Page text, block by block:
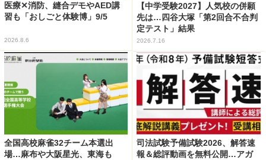
医療✕消防、縫合デモやAED講
習も「おしごと体験博」9/5
2026.8.6
【中学受験2027】人気校の併願
先は…四谷大塚「第2回合不合判
定テスト」結果
2026.7.16
全国高校麻雀32チーム本選出
場…麻布や大阪星光、東海も
司法試験予備試験2026、解答速
報＆総評動画を無料公開…アガ